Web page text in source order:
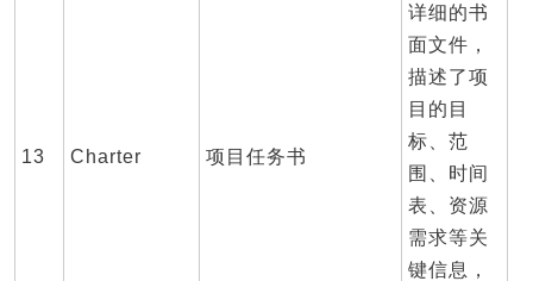
13 Charter 项目任务书
详细的书
面文件，
描述了项
目的目
标、范
围、时间
表、资源
需求等关
键信息，